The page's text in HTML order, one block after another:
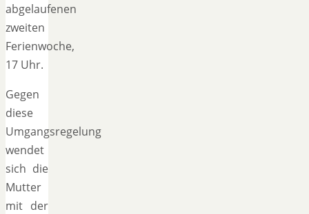
abgelaufenen
zweiten
Ferienwoche,
17 Uhr.
Gegen
diese
Umgangsregelung
wendet
sich die
Mutter
mit der